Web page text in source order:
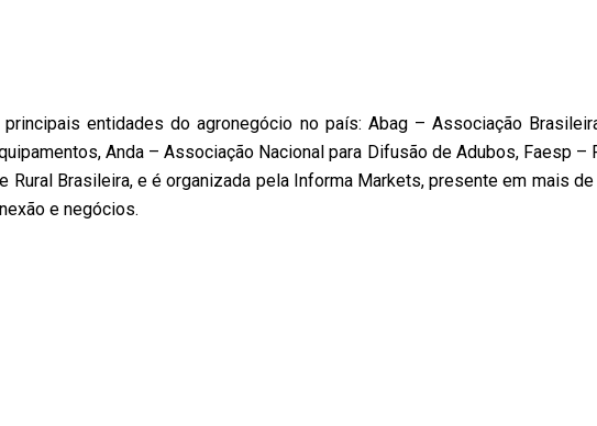
entidades do agronegócio no país: Abag – Associação
Anda – Associação Nacional para Difusão de Adubos, Faesp –
Rural Brasileira, e é organizada pela Informa Markets, presente em mais
e negócios.